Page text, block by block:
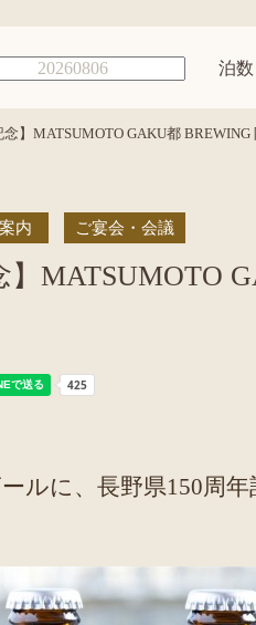
泊数
念】MATSUMOTO GAKU都 BREWING
内 ご宴会・会議
】MATSUMOTO
ルに、長野県150周